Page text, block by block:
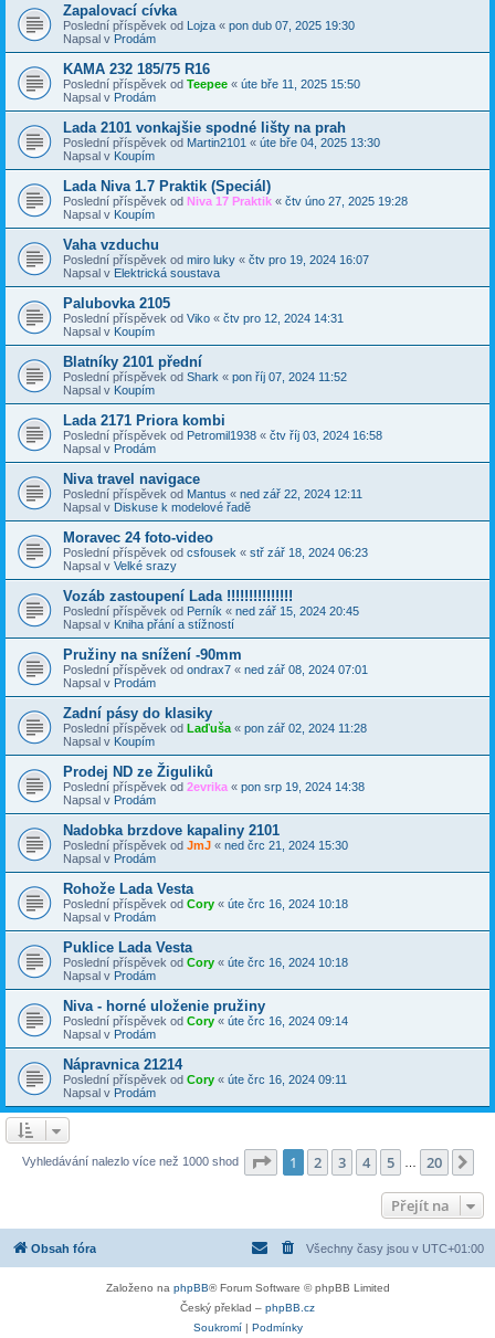
Zapalovací cívka
Poslední příspěvek od Lojza « pon dub 07, 2025 19:30
Napsal v Prodám
KAMA 232 185/75 R16
Poslední příspěvek od Teepee « úte bře 11, 2025 15:50
Napsal v Prodám
Lada 2101 vonkajšie spodné lišty na prah
Poslední příspěvek od Martin2101 « úte bře 04, 2025 13:30
Napsal v Koupím
Lada Niva 1.7 Praktik (Speciál)
Poslední příspěvek od Niva 17 Praktik « čtv úno 27, 2025 19:28
Napsal v Koupím
Vaha vzduchu
Poslední příspěvek od miro luky « čtv pro 19, 2024 16:07
Napsal v Elektrická soustava
Palubovka 2105
Poslední příspěvek od Viko « čtv pro 12, 2024 14:31
Napsal v Koupím
Blatníky 2101 přední
Poslední příspěvek od Shark « pon říj 07, 2024 11:52
Napsal v Koupím
Lada 2171 Priora kombi
Poslední příspěvek od Petromil1938 « čtv říj 03, 2024 16:58
Napsal v Prodám
Niva travel navigace
Poslední příspěvek od Mantus « ned zář 22, 2024 12:11
Napsal v Diskuse k modelové řadě
Moravec 24 foto-video
Poslední příspěvek od csfousek « stř zář 18, 2024 06:23
Napsal v Velké srazy
Vozáb zastoupení Lada !!!!!!!!!!!!!!!
Poslední příspěvek od Perník « ned zář 15, 2024 20:45
Napsal v Kniha přání a stížností
Pružiny na snížení -90mm
Poslední příspěvek od ondrax7 « ned zář 08, 2024 07:01
Napsal v Prodám
Zadní pásy do klasiky
Poslední příspěvek od Laďuša « pon zář 02, 2024 11:28
Napsal v Koupím
Prodej ND ze Žiguliků
Poslední příspěvek od 2evrika « pon srp 19, 2024 14:38
Napsal v Prodám
Nadobka brzdove kapaliny 2101
Poslední příspěvek od JmJ « ned črc 21, 2024 15:30
Napsal v Prodám
Rohože Lada Vesta
Poslední příspěvek od Cory « úte črc 16, 2024 10:18
Napsal v Prodám
Puklice Lada Vesta
Poslední příspěvek od Cory « úte črc 16, 2024 10:18
Napsal v Prodám
Niva - horné uloženie pružiny
Poslední příspěvek od Cory « úte črc 16, 2024 09:14
Napsal v Prodám
Nápravnica 21214
Poslední příspěvek od Cory « úte črc 16, 2024 09:11
Napsal v Prodám
Vyhledávání nalezlo více než 1000 shod Stránka z 20
1 2 3 4 5 20
Přejít na
Obsah fóra Všechny časy jsou v UTC+01:00
Založeno na phpBB® Forum Software © phpBB Limited
Český překlad – phpBB.cz
Soukromí| Podmínky